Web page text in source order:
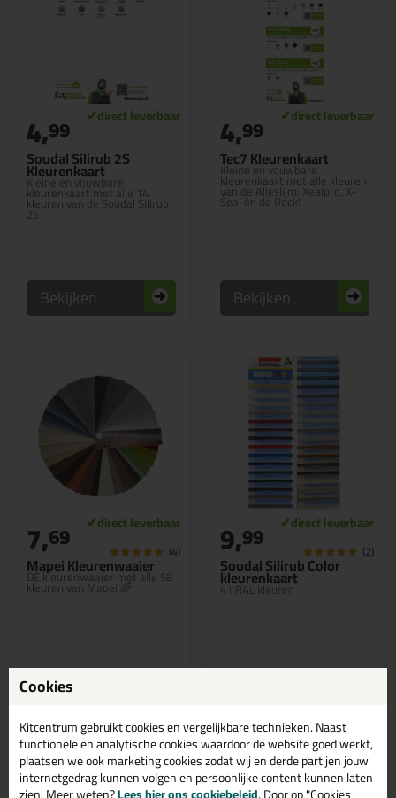
Soudal Silirub 2S
Kleurenkaart
Kleine en vouwbare
kleurenkaart met alle 14
kleuren van de Soudal Silirub
2S
4,99
Bekijken
Tec7 Kleurenkaart
Kleine en vouwbare
kleurenkaart met alle kleuren
van de Alleslijm, Xealpro, X-
Seal én de Rock!
4,99
Bekijken
Mapei Kleurenwaaier
DE kleurenwaaier met alle 58
kleuren van Mapei 🌈
7,69 (4)
Soudal Silirub Color
kleurenkaart
41 RAL kleuren
9,99 (2)
Cookies
Kitcentrum gebruikt cookies en vergelijkbare technieken. Naast
functionele en analytische cookies waardoor de website goed werkt,
plaatsen we ook marketing cookies zodat wij en derde partijen jouw
internetgedrag kunnen volgen en persoonlijke content kunnen laten